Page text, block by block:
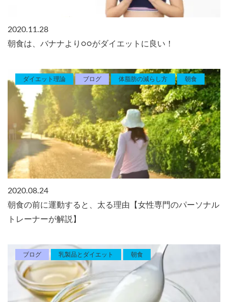
2020.11.28
朝食は、バナナより○○がダイエットに良い！
ダイエット理論 ブログ 体脂肪の減らし方 朝食
2020.08.24
朝食の前に運動すると、太る理由【女性専門のパーソナル
トレーナーが解説】
ブログ 乳製品とダイエット 朝食